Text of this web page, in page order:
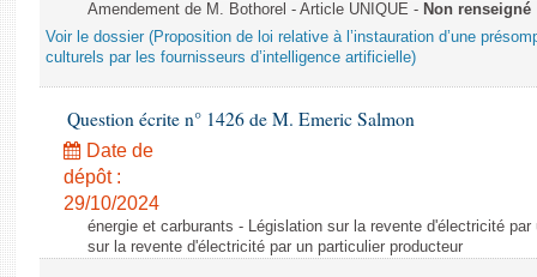
Amendement de M. Bothorel - Article UNIQUE - Non renseigné
Voir le dossier (Proposition de loi relative à l’instauration d’une
culturels par les fournisseurs d’intelligence artificielle)
Question écrite n° 1426 de M. Emeric Salmon
Date de
dépôt :
29/10/2024
énergie et carburants - Législation sur la revente d'électricité
sur la revente d'électricité par un particulier producteur